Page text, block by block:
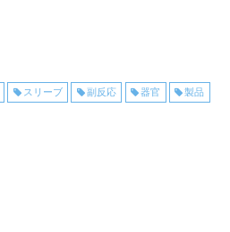
スリーブ 副反応 器官 製品